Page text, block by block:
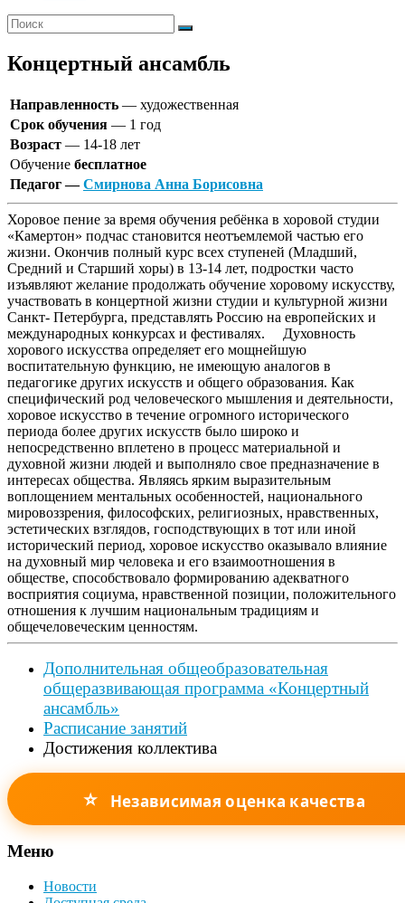
Концертный ансамбль
Направленность — художественная
Срок обучения — 1 год
Возраст — 14-18 лет
Обучение бесплатное
Педагог —Смирнова Анна Борисовна
Хоровое пение за время обучения ребёнка в хоровой студии
«Камертон» подчас становится неотъемлемой частью его
жизни. Окончив полный курс всех ступеней (Младший,
Средний и Старший хоры) в 13-14 лет, подростки часто
изъявляют желание продолжать обучение хоровому искусству,
участвовать в концертной жизни студии и культурной жизни
Санкт- Петербурга, представлять Россию на европейских и
международных конкурсах и фестивалях. Духовность
хорового искусства определяет его мощнейшую
воспитательную функцию, не имеющую аналогов в
педагогике других искусств и общего образования. Как
специфический род человеческого мышления и деятельности,
хоровое искусство в течение огромного исторического
периода более других искусств было широко и
непосредственно вплетено в процесс материальной и
духовной жизни людей и выполняло свое предназначение в
интересах общества. Являясь ярким выразительным
воплощением ментальных особенностей, национального
мировоззрения, философских, религиозных, нравственных,
эстетических взглядов, господствующих в тот или иной
исторический период, хоровое искусство оказывало влияние
на духовный мир человека и его взаимоотношения в
обществе, способствовало формированию адекватного
восприятия социума, нравственной позиции, положительного
отношения к лучшим национальным традициям и
общечеловеческим ценностям.
Дополнительная общеобразовательная
общеразвивающая программа «Концертный
ансамбль»
Расписание занятий
Достижения коллектива
⭐ Независимая оценка качества
Меню
Новости